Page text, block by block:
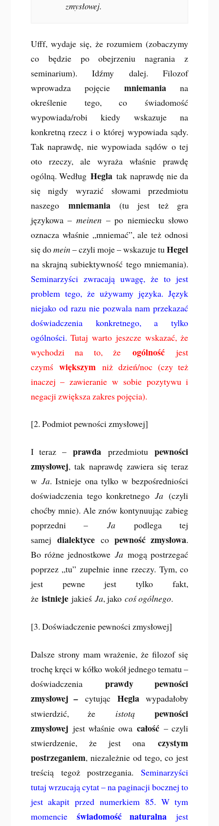
zmysłowej.
Ufff, wydaje się, że rozumiem (zobaczymy
co będzie po obejrzeniu nagrania z
seminarium). Idźmy dalej. Filozof
wprowadza pojęciemniemania na
określenie tego, co świadomość
wypowiada/robi kiedy wskazuje na
konkretną rzecz i o której wypowiada sądy.
Tak naprawdę, nie wypowiada sądów o tej
oto rzeczy, ale wyraża właśnie prawdę
ogólną. WedługHegla tak naprawdę nie da
się nigdy wyrazić słowami przedmiotu
naszegomniemania (tu jest też gra
językowa – meinen – po niemiecku słowo
oznacza właśnie „mniemać”, ale też odnosi
się domein– czyli moje – wskazuje tuHegel
na skrajną subiektywność tego mniemania).
Seminarzyści zwracają uwagę, że to jest
problem tego, że używamy języka. Język
niejako od razu nie pozwala nam przekazać
doświadczenia konkretnego, a tylko
ogólności.Tutaj warto jeszcze wskazać, że
wychodzi na to, że ogólnośćjest
czymświększymniż dzień/noc (czy też
inaczej – zawieranie w sobie pozytywu i
negacji zwiększa zakres pojęcia).
[2. Podmiot pewności zmysłowej]
I teraz –prawda przedmiotupewności
zmysłowej, tak naprawdę zawiera się teraz
w Ja. Istnieje ona tylko w bezpośredniości
doświadczenia tego konkretnegoJa(czyli
choćby mnie). Ale znów kontynuując zabieg
poprzedni – Ja podlega tej
samej dialektyce copewność zmysłowa.
Bo różne jednostkoweJamogą postrzegać
poprzez „tu” zupełnie inne rzeczy. Tym, co
jest pewne jest tylko fakt,
że istnieje jakieś Ja, jako coś ogólnego.
[3. Doświadczenie pewności zmysłowej]
Dalsze strony mam wrażenie, że filozof się
trochę kręci w kółko wokół jednego tematu –
doświadczenia prawdy pewności
zmysłowej – cytując Heglawypadałoby
stwierdzić, że istotąpewności
zmysłowej jest właśnie owacałość– czyli
stwierdzenie, że jest onaczystym
postrzeganiem, niezależnie od tego, co jest
treścią tegoż postrzegania.Seminarzyści
tutaj wrzucają cytat – na paginacji bocznej to
jest akapit przed numerkiem 85. W tym
momencie świadomość naturalnajest